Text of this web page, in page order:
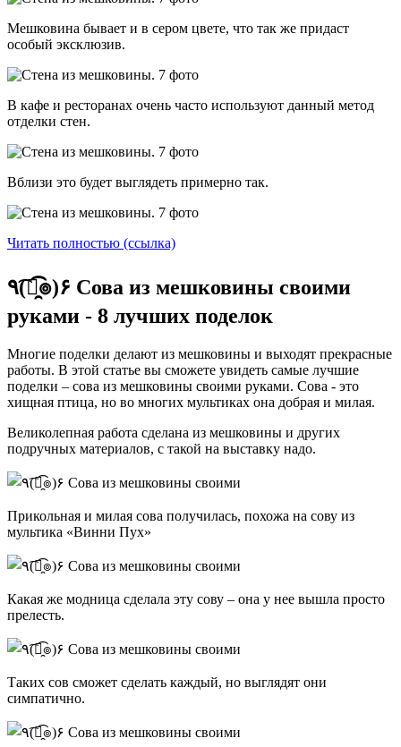
Мешковина бывает и в сером цвете, что так же придаст
особый эксклюзив.
В кафе и ресторанах очень часто используют данный метод
отделки стен.
Вблизи это будет выглядеть примерно так.
Читать полностью (ссылка)
٩(͡๏̯͡๏)۶ Сова из мешковины своими
руками - 8 лучших поделок
Многие поделки делают из мешковины и выходят прекрасные
работы. В этой статье вы сможете увидеть самые лучшие
поделки – сова из мешковины своими руками. Сова - это
хищная птица, но во многих мультиках она добрая и милая.
Великолепная работа сделана из мешковины и других
подручных материалов, с такой на выставку надо.
Прикольная и милая сова получилась, похожа на сову из
мультика «Винни Пух»
Какая же модница сделала эту сову – она у нее вышла просто
прелесть.
Таких сов сможет сделать каждый, но выглядят они
симпатично.